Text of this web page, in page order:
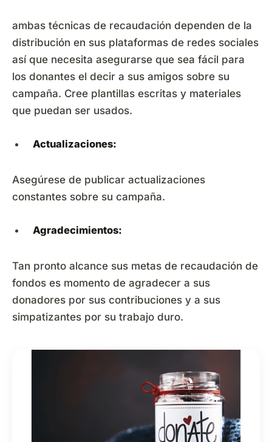
ambas técnicas de recaudación dependen de la
distribución en sus plataformas de redes sociales
así que necesita asegurarse que sea fácil para
los donantes el decir a sus amigos sobre su
campaña. Cree plantillas escritas y materiales
que puedan ser usados.
Actualizaciones:
Asegúrese de publicar actualizaciones
constantes sobre su campaña.
Agradecimientos:
Tan pronto alcance sus metas de recaudación de
fondos es momento de agradecer a sus
donadores por sus contribuciones y a sus
simpatizantes por su trabajo duro.